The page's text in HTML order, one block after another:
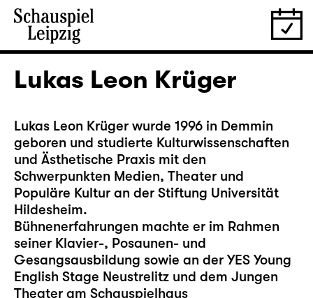
Lukas Leon Krüger
Lukas Leon Krüger wurde 1996 in Demmin
geboren und studierte Kulturwissenschaften
und Ästhetische Praxis mit den
Schwerpunkten Medien, Theater und
Populäre Kultur an der Stiftung Universität
Hildesheim.
Bühnenerfahrungen machte er im Rahmen
seiner Klavier-, Posaunen- und
Gesangsausbildung sowie an der YES Young
English Stage Neustrelitz und dem Jungen
Theater am Schauspielhaus